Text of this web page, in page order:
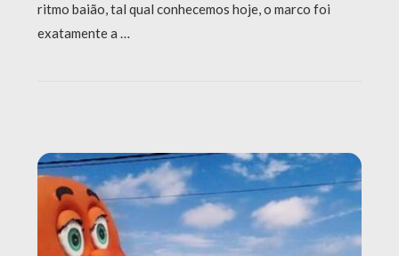
ritmo baião, tal qual conhecemos hoje, o marco foi
exatamente a …